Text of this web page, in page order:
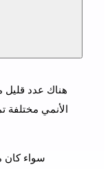
هناك عدد
الأنمي مختلفة
سواء كان